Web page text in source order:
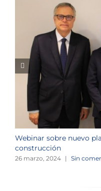
Webinar sobre nuevo
construcción
26 marzo, 2024 | Sin